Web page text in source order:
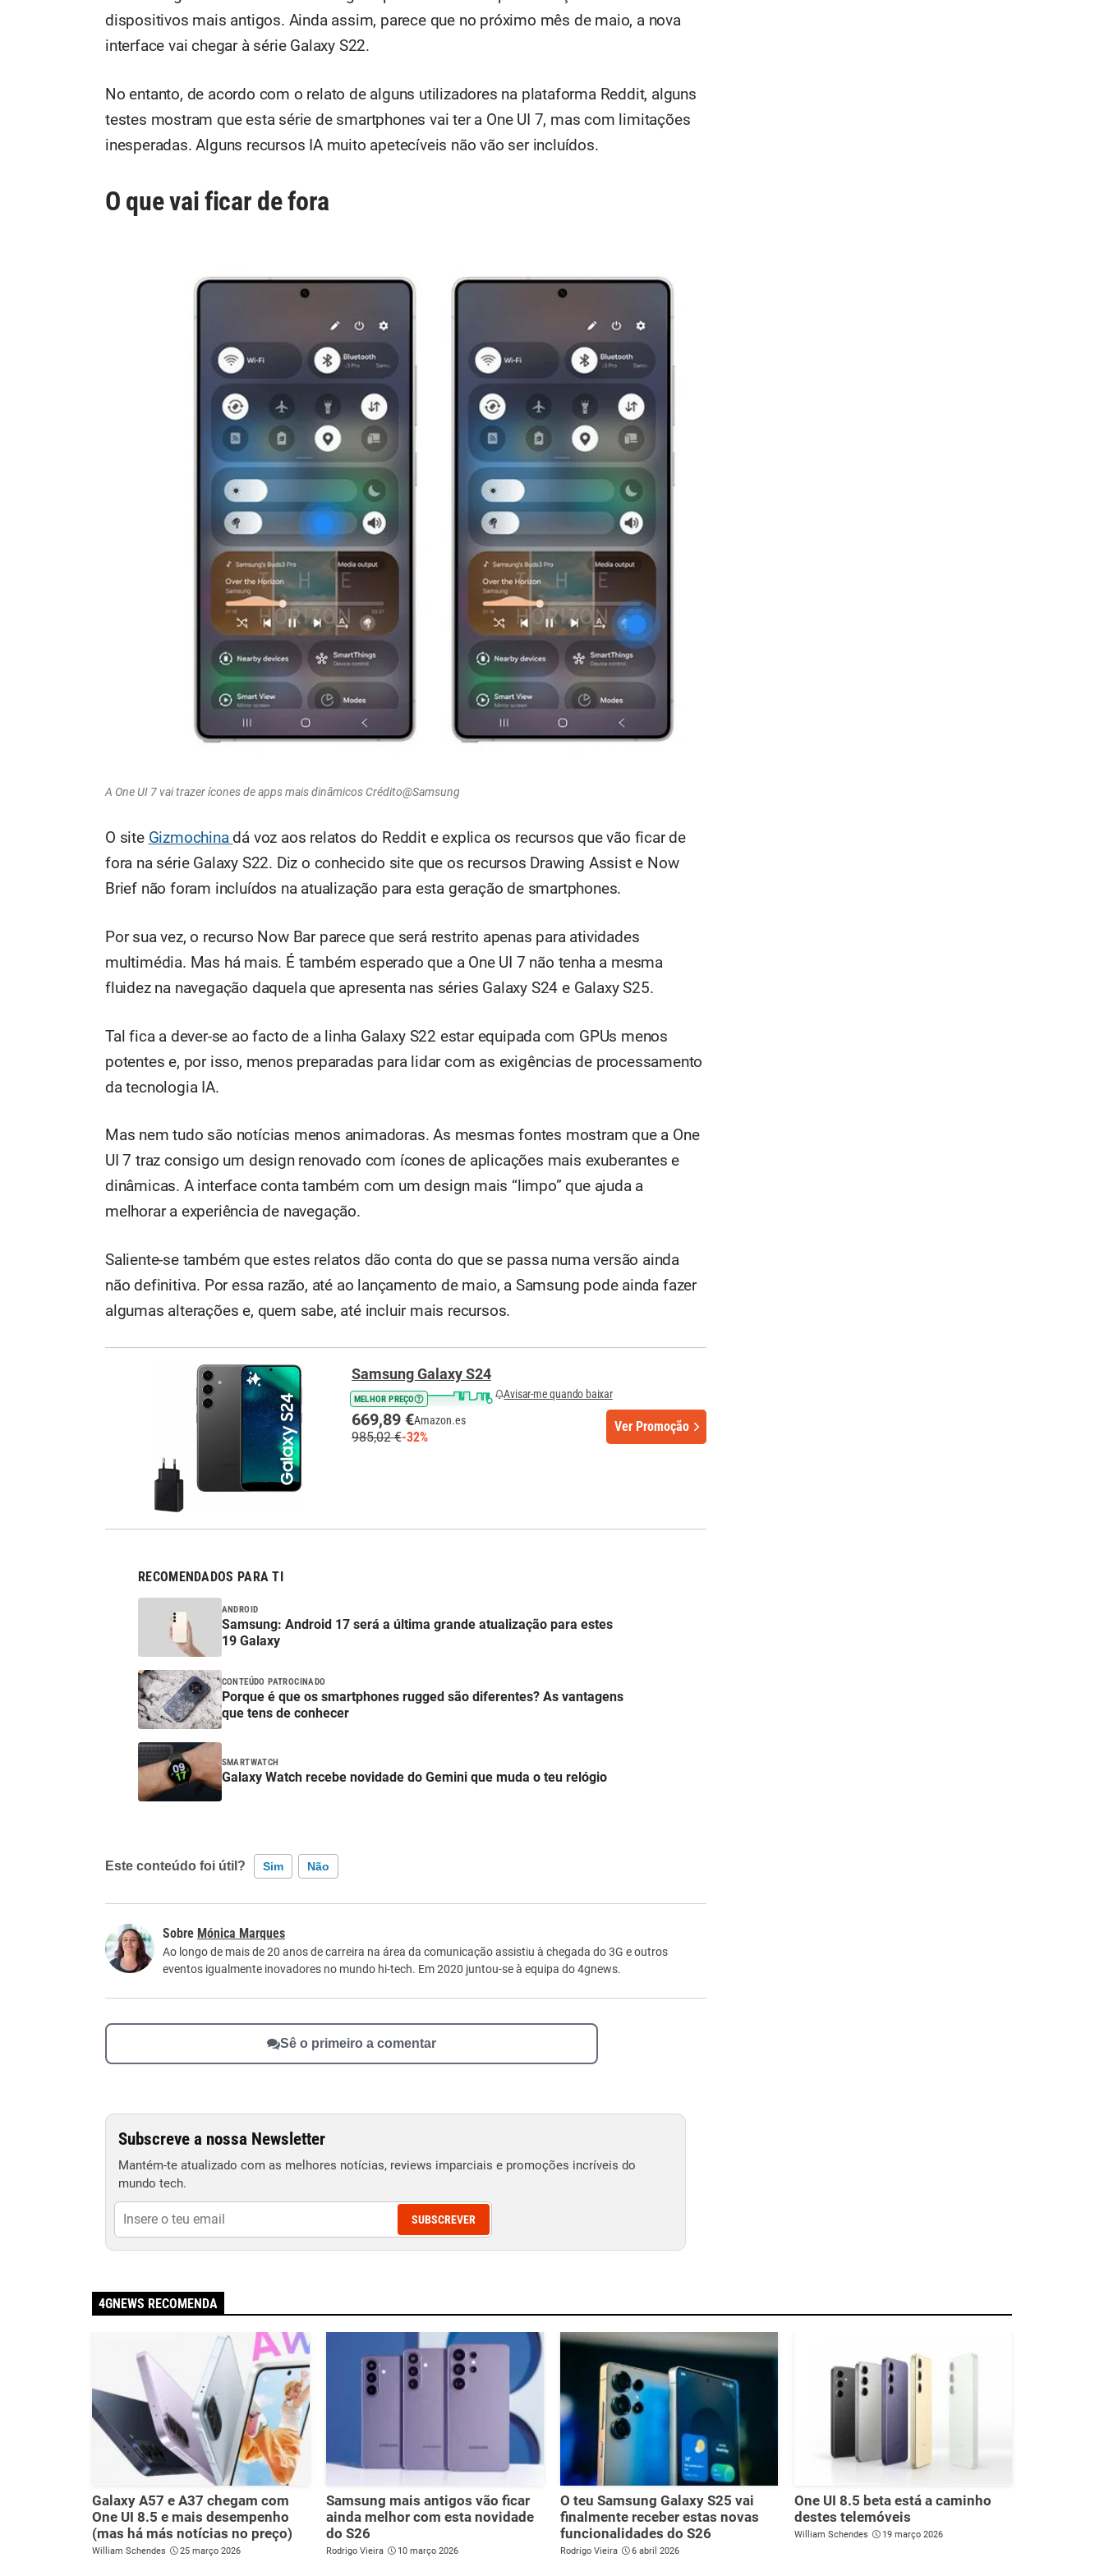
dispositivos mais antigos. Ainda assim, parece que no próximo mês de maio, a nova
interface vai chegar à série Galaxy S22.
No entanto, de acordo com o relato de alguns utilizadores na plataforma Reddit, alguns
testes mostram que esta série de smartphones vai ter a One UI 7, mas com limitações
inesperadas. Alguns recursos IA muito apetecíveis não vão ser incluídos.
O que vai ficar de fora
A One UI 7 vai trazer ícones de apps mais dinâmicos Crédito@Samsung
O site Gizmochina dá voz aos relatos do Reddit e explica os recursos que vão ficar de
fora na série Galaxy S22. Diz o conhecido site que os recursos Drawing Assist e Now
Brief não foram incluídos na atualização para esta geração de smartphones.
Por sua vez, o recurso Now Bar parece que será restrito apenas para atividades
multimédia. Mas há mais. É também esperado que a One UI 7 não tenha a mesma
fluidez na navegação daquela que apresenta nas séries Galaxy S24 e Galaxy S25.
Tal fica a dever-se ao facto de a linha Galaxy S22 estar equipada com GPUs menos
potentes e, por isso, menos preparadas para lidar com as exigências de processamento
da tecnologia IA.
Mas nem tudo são notícias menos animadoras. As mesmas fontes mostram que a One
UI 7 traz consigo um design renovado com ícones de aplicações mais exuberantes e
dinâmicas. A interface conta também com um design mais “limpo” que ajuda a
melhorar a experiência de navegação.
Saliente-se também que estes relatos dão conta do que se passa numa versão ainda
não definitiva. Por essa razão, até ao lançamento de maio, a Samsung pode ainda fazer
algumas alterações e, quem sabe, até incluir mais recursos.
Samsung Galaxy S24
MELHOR PREÇO Avisar-me quando baixar
669,89 €Amazon.es
985,02 €-32%
Ver Promoção
RECOMENDADOS PARA TI
ANDROID
Samsung: Android 17 será a última grande atualização para estes
19 Galaxy
CONTEÚDO PATROCINADO
Porque é que os smartphones rugged são diferentes? As vantagens
que tens de conhecer
SMARTWATCH
Galaxy Watch recebe novidade do Gemini que muda o teu relógio
Este conteúdo foi útil? Sim Não
Este conteúdo não tem a informação que procuro
Mónica Marques
Ao longo de mais de 20 anos de carreira na área da comunicação assistiu à chegada do 3G e outros
eventos igualmente inovadores no mundo hi-tech. Em 2020 juntou-se à equipa do 4gnews.
Sê o primeiro a comentar
Subscreve a nossa Newsletter
Mantém-te atualizado com as melhores notícias, reviews imparciais e promoções incríveis do
mundo tech.
SUBSCREVER
4GNEWS RECOMENDA
Galaxy A57 e A37 chegam com
One UI 8.5 e mais desempenho
(mas há más notícias no preço)
William Schendes 25 março 2026
Samsung mais antigos vão ficar
ainda melhor com esta novidade
do S26
Rodrigo Vieira 10 março 2026
O teu Samsung Galaxy S25 vai
finalmente receber estas novas
funcionalidades do S26
Rodrigo Vieira 6 abril 2026
One UI 8.5 beta está a caminho
destes telemóveis
William Schendes 19 março 2026